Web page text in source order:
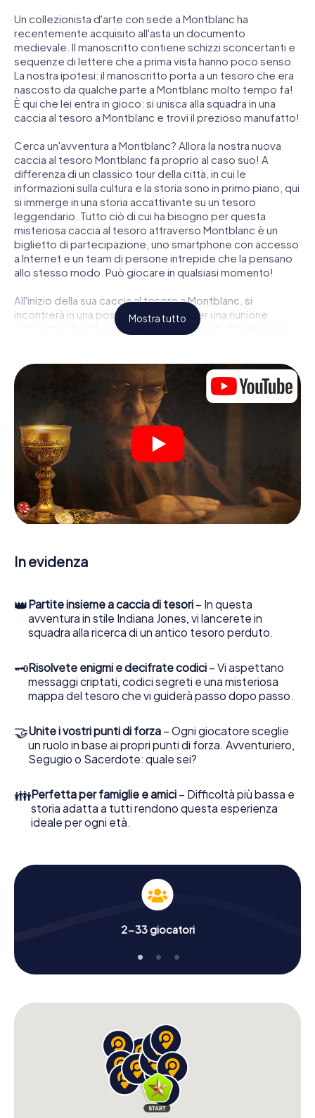
Un collezionista d'arte con sede a Montblanc ha
recentemente acquisito all'asta un documento
medievale. Il manoscritto contiene schizzi sconcertanti e
sequenze di lettere che a prima vista hanno poco senso.
La nostra ipotesi: il manoscritto porta a un tesoro che era
nascosto da qualche parte a Montblanc molto tempo fa!
È qui che lei entra in gioco: si unisca alla squadra in una
caccia al tesoro a Montblanc e trovi il prezioso manufatto!
Cerca un'avventura a Montblanc? Allora la nostra nuova
caccia al tesoro Montblanc fa proprio al caso suo! A
differenza di un classico tour della città, in cui le
informazioni sulla cultura e la storia sono in primo piano, qui
si immerge in una storia accattivante su un tesoro
leggendario. Tutto ciò di cui ha bisogno per questa
misteriosa caccia al tesoro attraverso Montblanc è un
biglietto di partecipazione, uno smartphone con accesso
a Internet e un team di persone intrepide che la pensano
allo stesso modo. Può giocare in qualsiasi momento!
All'inizio della sua caccia al tesoro a Montblanc, si
incontrerà in una posizione centrale per una riunione
congiunta. Quindi i ruoli vengono distribuiti. Chi della sua
nostra caccia al tesoro a Montblanc c'è un ruolo adatto
per ogni giocatore.
Una volta assegnati i ruoli, può iniziare la caccia al tesoro
del thriller poliziesco a Montblanc: puoi decifrare codici
crittografati, risolvere complicati compiti logici e cercare
indizi, indizi in vari luoghi della città. Il suo smartphone è il
suo strumento di indagine più importante: la nostra app
web sviluppata appositamente le consente di interrogare
le persone di contatto ed esaminare stringhe
enigmatiche, la aiuta a raccogliere oggetti e la guida in
sicurezza per Montblanc.
Nel corso della caccia al tesoro a Montblanc, lei e il suo
team vi immergerete sempre più in profondità
Mostra tutto
In evidenza
👑Partite insieme a caccia di tesori – In questa
avventura in stile Indiana Jones, vi lancerete in
squadra alla ricerca di un antico tesoro perduto.
🗝Risolvete enigmi e decifrate codici – Vi aspettano
messaggi criptati, codici segreti e una misteriosa
mappa del tesoro che vi guiderà passo dopo passo.
🤝Unite i vostri punti di forza – Ogni giocatore sceglie
un ruolo in base ai propri punti di forza. Avventuriero,
Segugio o Sacerdote: quale sei?
👪Perfetta per famiglie e amici – Difficoltà più bassa e
storia adatta a tutti rendono questa esperienza
ideale per ogni età.
2-33 giocatori